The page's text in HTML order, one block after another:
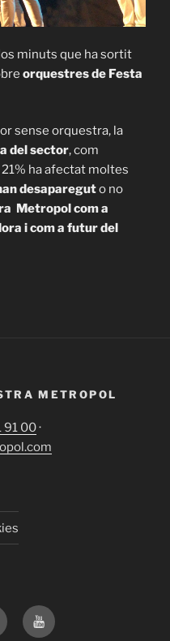
minuts que ha sortit
orquestres de Festa
sense orquestra, la
del sector, com
21% ha afectat moltes
desapareguto no
Metropol com a
i com a futur del
METROPOL
91 00·
YouTube